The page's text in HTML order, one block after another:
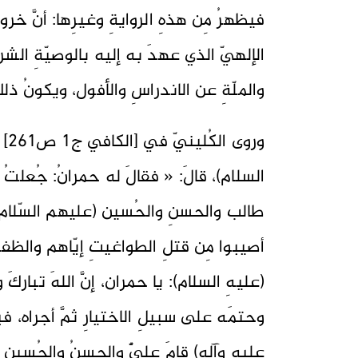
فيظهرُ مِن هذهِ الروايةِ وغيرِها: أنَّ
الإلهيّ الذي عهدَ به إليه بالوصيّةِ
والملّةِ عن الاندراسِ والأفول،
السلام)، قالَ: « فقالَ له حمرانُ:
طالب والحسنِ والحُسين (عليهم
أصيبوا مِن قتلِ الطواغيتِ إيّاهم
(عليهِ السلام): يا حمران، إنَّ اللهَ
وحتمَه على سبيلِ الاختيارِ ثمَّ